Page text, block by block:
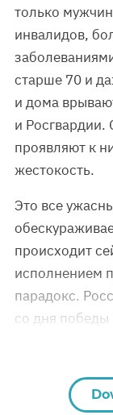
только
инвалидов,
старше 70 и
и дома
и Росгвардии.
проявляют к
жестокость.
Это все
происходит
исполнением
парадокс.
со дня